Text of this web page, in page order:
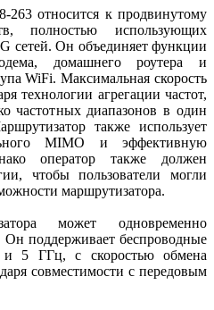
263 относится к продвинутому
полностью использующих
сетей. Он объединяет функции
домашнего роутера и
WiFi. Максимальная скорость
технологии агрегации частот,
частотных диапазонов в один
также использует
MIMO и эффективную
оператор также должен
чтобы пользователи могли
маршрутизатора.
может одновременно
Он поддерживает беспроводные
5 ГГц, с скоростью обмена
совместимости с передовым